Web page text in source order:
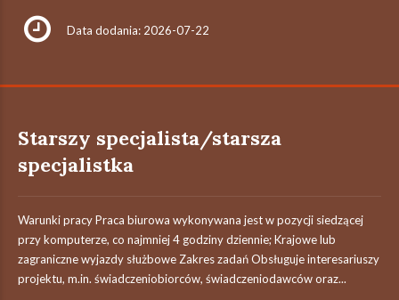
Data dodania: 2026-07-22
Starszy specjalista/starsza
specjalistka
Warunki pracy Praca biurowa wykonywana jest w pozycji siedzącej
przy komputerze, co najmniej 4 godziny dziennie; Krajowe lub
zagraniczne wyjazdy służbowe Zakres zadań Obsługuje interesariuszy
projektu, m.in. świadczeniobiorców, świadczeniodawców oraz...